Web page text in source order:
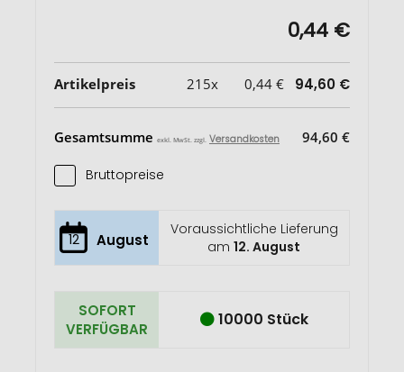
0,44 €
Artikelpreis 215x 0,44 € 94,60 €
Gesamtsumme exkl. MwSt. zzgl. Versandkosten 94,60 €
Bruttopreise
12 August
Voraussichtliche Lieferung
am12. August
SOFORT
VERFÜGBAR
10000 Stück